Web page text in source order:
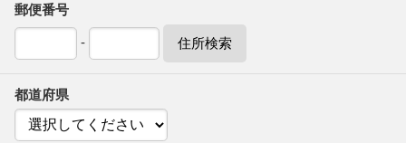
郵便番号
- 住所検索
都道府県